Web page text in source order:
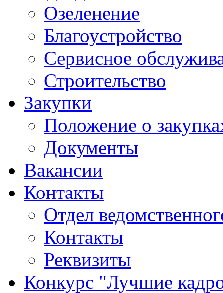
Озеленение
Благоустройство
Сервисное
Строительство
Закупки
Положение о
Документы
Вакансии
Контакты
Отдел
Контакты
Реквизиты
Конкурс "Лучшие